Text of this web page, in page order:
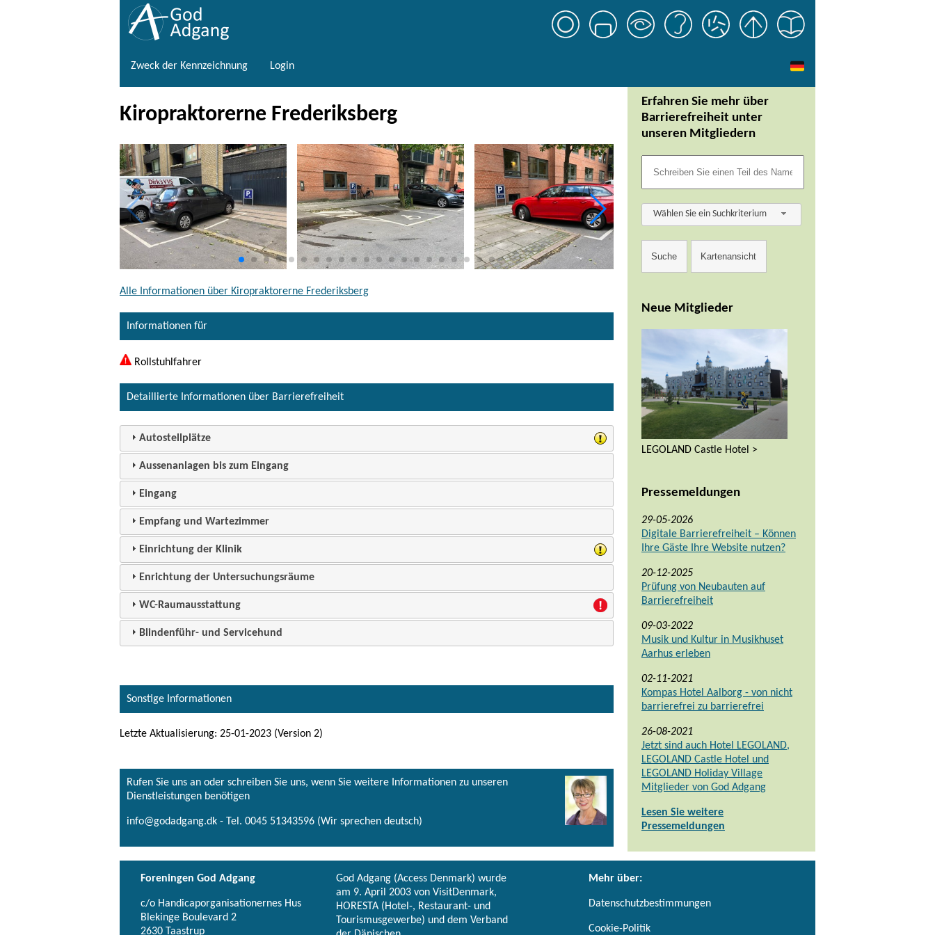
Zweck der Kennzeichnung Login
Kiropraktorerne Frederiksberg
Alle Informationen über Kiropraktorerne Frederiksberg
Informationen für
Rollstuhlfahrer
Detaillierte Informationen über Barrierefreiheit
Autostellplätze
Aussenanlagen bis zum Eingang
Eingang
Empfang und Wartezimmer
Einrichtung der Klinik
Enrichtung der Untersuchungsräume
WC-Raumausstattung
Blindenführ- und Servicehund
Sonstige Informationen
Letzte Aktualisierung: 25-01-2023 (Version 2)
Rufen Sie uns an oder schreiben Sie uns, wenn Sie weitere Informationen zu unseren
Dienstleistungen benötigen
info@godadgang.dk - Tel. 0045 51343596 (Wir sprechen deutsch)
Erfahren Sie mehr über
Barrierefreiheit unter
unseren Mitgliedern
Wählen Sie ein Suchkriterium
Neue Mitglieder
LEGOLAND Castle Hotel >
Pressemeldungen
29-05-2026
Digitale Barrierefreiheit – Können
Ihre Gäste Ihre Website nutzen?
20-12-2025
Prüfung von Neubauten auf
Barrierefreiheit
09-03-2022
Musik und Kultur in Musikhuset
Aarhus erleben
02-11-2021
Kompas Hotel Aalborg - von nicht
barrierefrei zu barrierefrei
26-08-2021
Jetzt sind auch Hotel LEGOLAND,
LEGOLAND Castle Hotel und
LEGOLAND Holiday Village
Mitglieder von God Adgang
Lesen Sie weitere
Pressemeldungen
Foreningen God Adgang
c/o Handicaporganisationernes Hus
Blekinge Boulevard 2
2630 Taastrup
God Adgang (Access Denmark) wurde
am 9. April 2003 von VisitDenmark,
HORESTA (Hotel-, Restaurant- und
Tourismusgewerbe) und dem Verband
Mehr über:
Datenschutzbestimmungen
Cookie-Politik